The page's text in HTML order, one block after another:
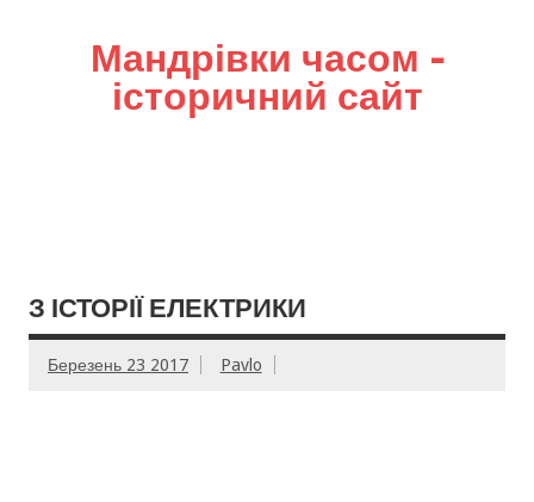
Мандрівки часом –
історичний сайт
З ІСТОРІЇ ЕЛЕКТРИКИ
Березень 23 2017 Pavlo